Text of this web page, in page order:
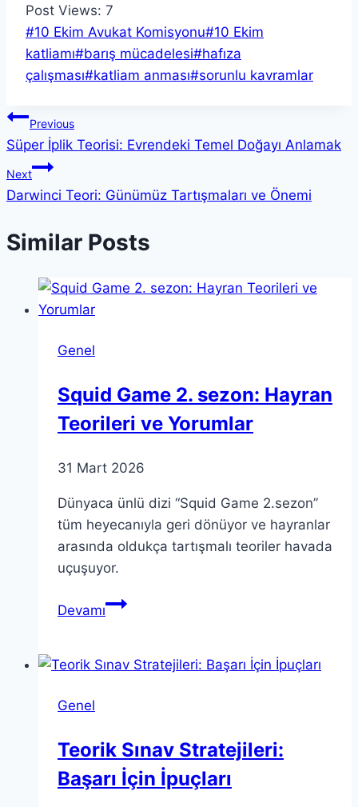
Post Views: 7
Post
Tags:
#10 Ekim Avukat Komisyonu#10 Ekim
katliamı#barış mücadelesi#hafıza
çalışması#katliam anması#sorunlu kavramlar
Yazı
gezinmesi
Previous
Süper İplik Teorisi: Evrendeki Temel Doğayı Anlamak
Next
Darwinci Teori: Günümüz Tartışmaları ve Önemi
Similar Posts
Genel
Squid Game 2. sezon: Hayran
Teorileri ve Yorumlar
31 Mart 2026
Dünyaca ünlü dizi “Squid Game 2.sezon”
tüm heyecanıyla geri dönüyor ve hayranlar
arasında oldukça tartışmalı teoriler havada
uçuşuyor.
DevamıSquid
sezon:
Yorumlar
Genel
Teorik Sınav Stratejileri:
Başarı İçin İpuçları